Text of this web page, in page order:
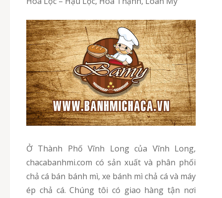
Ở Thành Phố Vĩnh Long của Vĩnh Long,
chacabanhmi.com có sản xuất và phân phối
chả cá bán bánh mì, xe bánh mì chả cá và máy
ép chả cá. Chúng tôi có giao hàng tận nơi